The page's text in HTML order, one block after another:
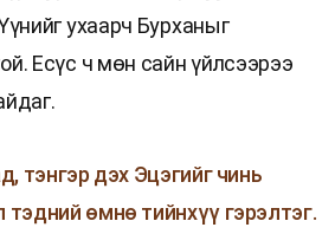
ухаарч Бурханыг
Есүс ч мөн сайн үйлсээрээ
тэнгэр дэх Эцэгийг чинь
өмнө тийнхүү гэрэлтэг.